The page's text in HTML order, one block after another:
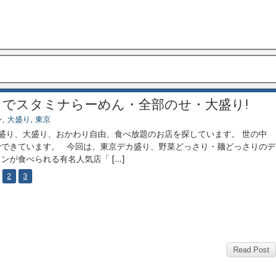
スタミナらーめん・全部のせ・大盛り!
, 大盛り , 東京
り、大盛り、おかわり自由、食べ放題のお店を探しています。 世の中
きています。 今回は、東京デカ盛り、野菜どっさり・麺どっさりのデ
が食べられる有名人気店「 […]
2 3
Read Post